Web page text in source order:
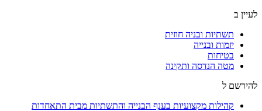
לעיין ב
תשתיות ובניה חוזית
יזמות ובנייה
בטיחות
מטה הנדסה ותקינה
להירשם ל
קהילות מקצועיות בענף הבנייה והתשתיות מבית התאחדות